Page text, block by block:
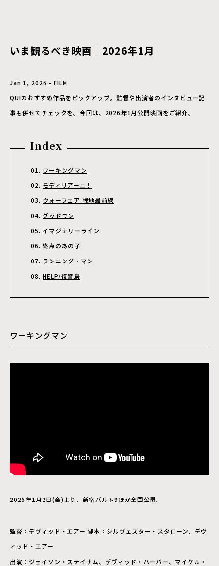
いま観るべき映画｜2026年1月
Jan 1, 2026 - FILM
QUIのおすすめ作品をピックアップ。監督や出演者のインタビュー記
事も併せてチェックを。今回は、2026年1月公開映画をご紹介。
Index
ワーキングマン
モディリアーニ！
ウォーフェア 戦地最前線
グッドワン
イマジナリーライン
終点のあの子
ランニング・マン
HELP/復讐島
ワーキングマン
2026年1月2日(金)より、新宿バルト9ほか全国公開。
監督：デヴィッド・エアー 脚本：シルヴェスター・スタローン、デヴ
ィッド・エアー
出演：ジェイソン・ステイサム、デヴィッド・ハーバー、マイケル・